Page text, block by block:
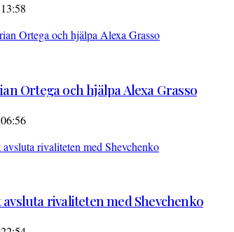
Ortega och hjälpa Alexa Grasso
rivaliteten med Shevchenko